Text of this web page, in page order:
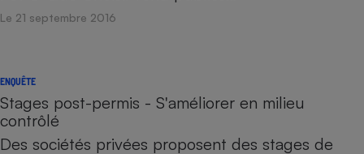
Le 21 septembre 2016
ENQUÊTE
Stages post-permis - S'améliorer en milieu
contrôlé
Des sociétés privées proposent des stages de